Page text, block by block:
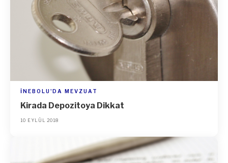
İNEBOLU'DA MEVZUAT
Kirada Depozitoya Dikkat
10 EYLÜL 2018